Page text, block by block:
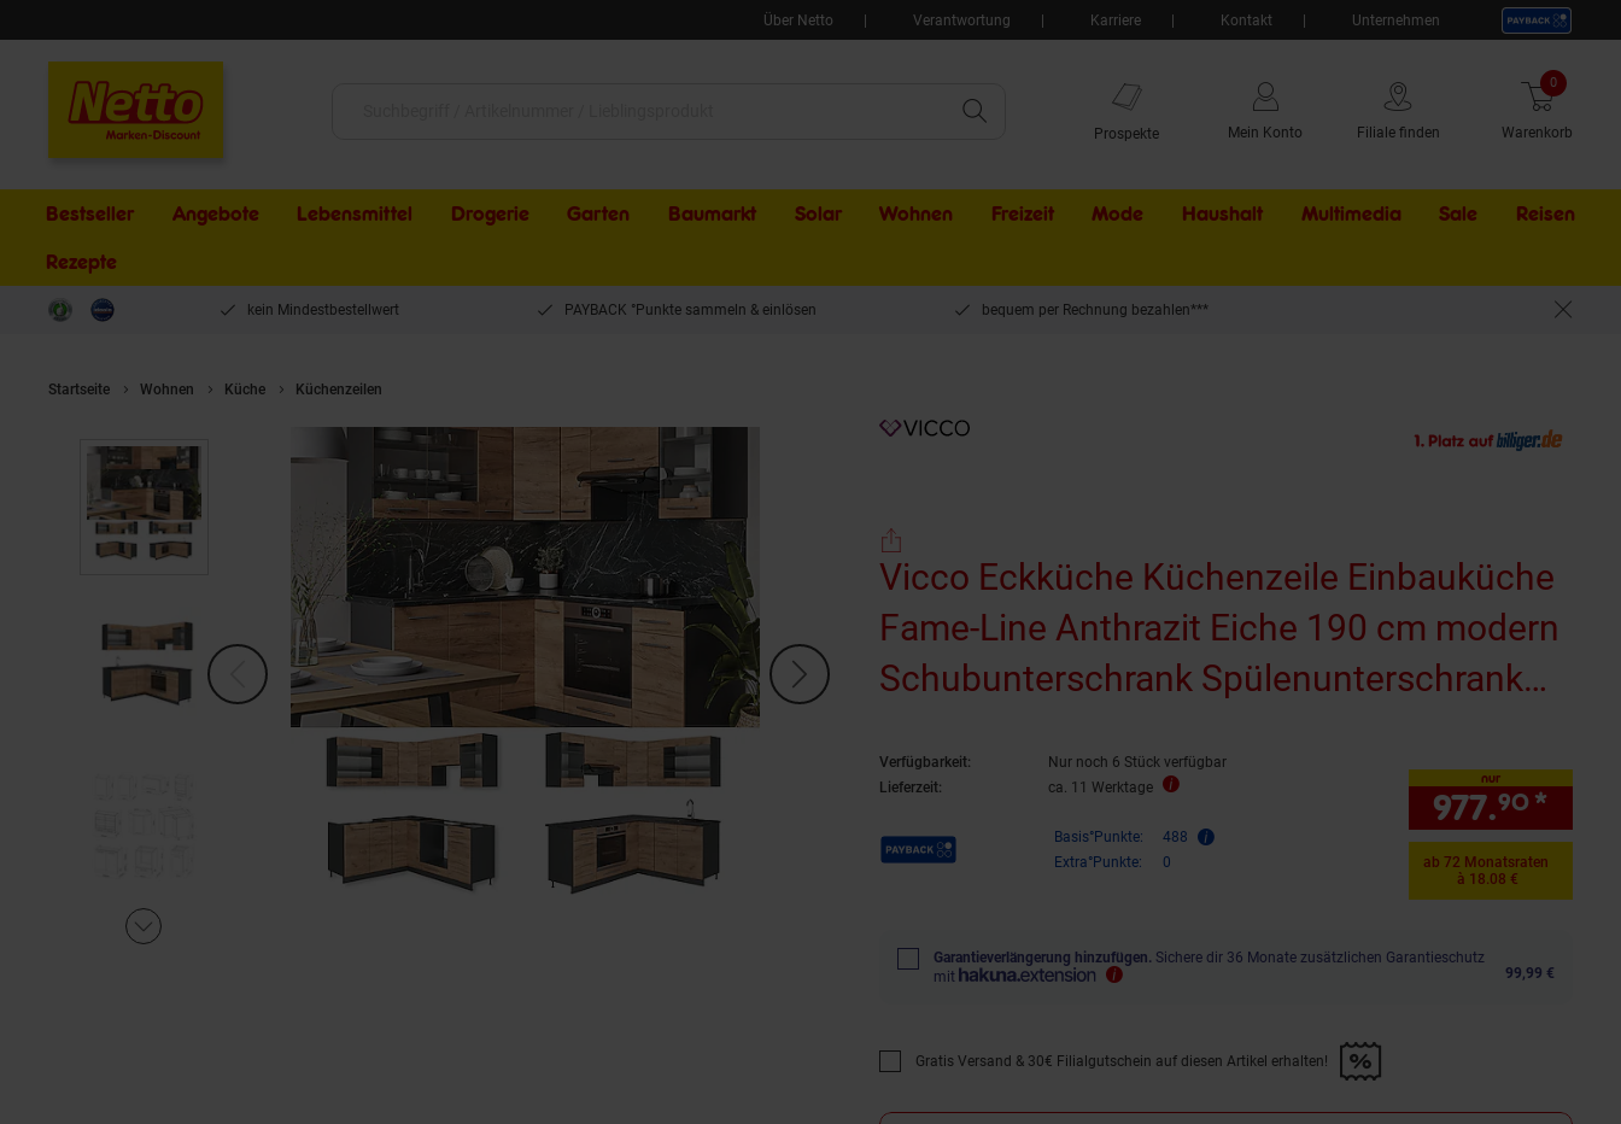
Über Netto Verantwortung Karriere Kontakt Unternehmen
Prospekte Mein Konto Filiale finden Warenkorb
0 Artikel
Bestseller Angebote Lebensmittel Drogerie Garten Baumarkt Solar Wohnen Freizeit Mode Haushalt Multimedia Sale Externer
Reisen
Rezepte
kein Mindestbestellwert PAYBACK °Punkte sammeln & einlösen bequem per Rechnung bezahlen***
Startseite Wohnen Küche Küchenzeilen
Vicco Eckküche Küchenzeile Einbauküche
Fame-Line Anthrazit Eiche 190 cm modern
Schubunterschrank Spülenunterschrank
Hängeglasschrank Hängeschrank
Verfügbarkeit:
Nur noch 6 Stück verfügbar
Lieferzeit:
ca. 11 Werktage
Payback Punkte Basis°Punkte:
488
Extra°Punkte:
0
nur
977.90 *
ab 72 Monatsraten
à 18.08 €
Garantieverlängerung hinzufügen. Sichere dir 36 Monate zusätzlichen Garantieschutz
mit
99,99 €
Promotion "Gratis Versand &amp; 30€ Filialgutschein auf diesen Artikel erhalten!" anwenden
Gratis Versand & 30€ Filialgutschein auf diesen Artikel erhalten!